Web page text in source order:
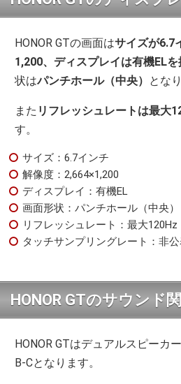
HONOR GTの画面はサイズが6.7
1,200、ディスプレイは有機ELを
状はパンチホール（中央） とな
また リフレッシュレートは最大
す。
サイズ：6.7インチ
解像度：2,664×1,200
ディスプレイ：有機EL
画面形状：パンチホール（中央）
リフレッシュレート：最大120Hz
タッチサンプリングレート：非
HONOR GTのサウンド
HONOR GTはデュアルスピーカ
B-Cとなります。